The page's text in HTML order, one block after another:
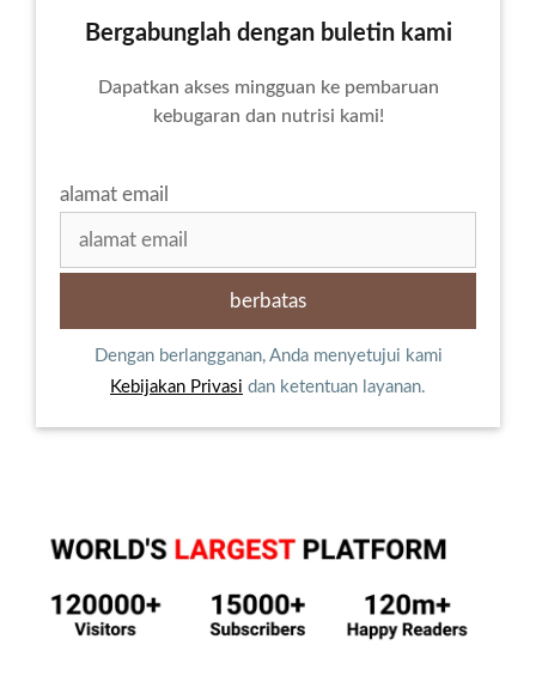
Bergabunglah dengan buletin kami
Dapatkan akses mingguan ke pembaruan
kebugaran dan nutrisi kami!
alamat email
Dengan berlangganan, Anda menyetujui kami
Kebijakan Privasi dan ketentuan layanan.